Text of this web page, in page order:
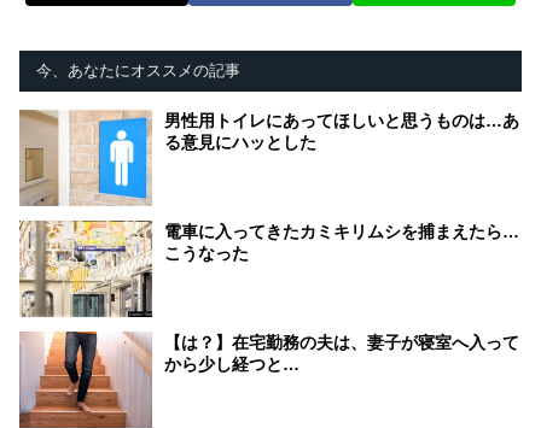
今、あなたにオススメの記事
男性用トイレにあってほしいと思うものは…あ
る意見にハッとした
電車に入ってきたカミキリムシを捕まえたら…
こうなった
【は？】在宅勤務の夫は、妻子が寝室へ入って
から少し経つと…